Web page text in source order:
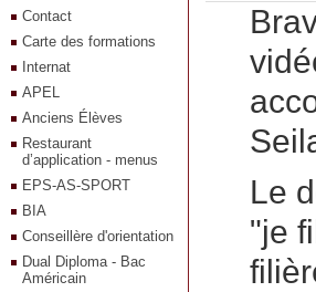
Contact
Carte des formations
Internat
APEL
Anciens Élèves
Restaurant
d’application - menus
EPS-AS-SPORT
BIA
Conseillère d'orientation
Dual Diploma - Bac
Américain
Le
"je
v=7rOFsyAsXwc